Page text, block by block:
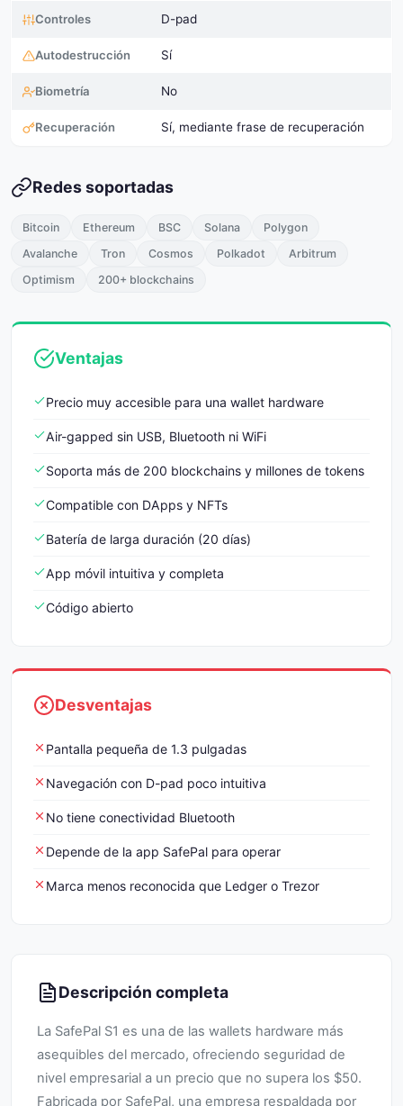
Controles D-pad
Autodestrucción Sí
Biometría No
Recuperación Sí, mediante frase de recuperación
Redes soportadas
Bitcoin Ethereum BSC Solana
Polygon
Avalanche
Tron Cosmos Polkadot
Arbitrum
Optimism
200+ blockchains
Ventajas
Precio muy accesible para una wallet hardware
Air-gapped sin USB, Bluetooth ni WiFi
Soporta más de 200 blockchains y millones de tokens
Compatible con DApps y NFTs
Batería de larga duración (20 días)
App móvil intuitiva y completa
Código abierto
Desventajas
Pantalla pequeña de 1.3 pulgadas
Navegación con D-pad poco intuitiva
No tiene conectividad Bluetooth
Depende de la app SafePal para operar
Marca menos reconocida que Ledger o Trezor
Descripción completa
La SafePal S1 es una de las wallets hardware más
asequibles del mercado, ofreciendo seguridad de
nivel empresarial a un precio que no supera los $50.
Fabricada por SafePal, una empresa respaldada por